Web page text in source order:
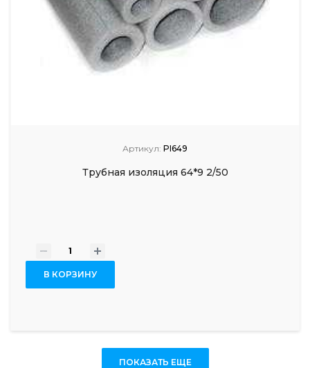
Артикул: PI649
Трубная изоляция 64*9 2/50
- +
В КОРЗИНУ
ПОКАЗАТЬ ЕЩЕ